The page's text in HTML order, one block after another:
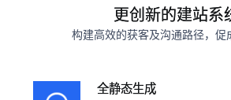
更创新的建站系
构建高效的获客及沟通路径，促
全静态生成